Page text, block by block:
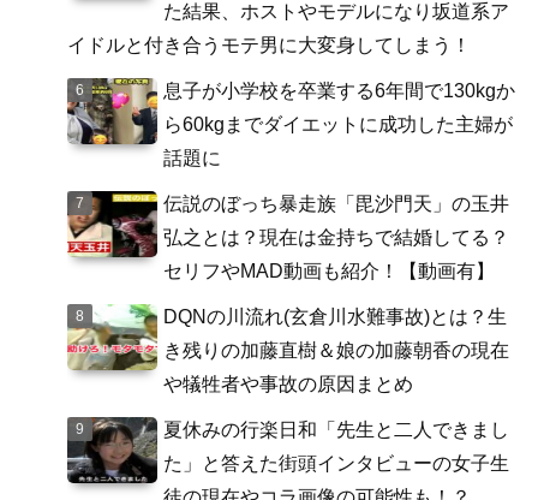
た結果、ホストやモデルになり坂道系ア
イドルと付き合うモテ男に大変身してしまう！
息子が小学校を卒業する6年間で130kgか
ら60kgまでダイエットに成功した主婦が
話題に
伝説のぼっち暴走族「毘沙門天」の玉井
弘之とは？現在は金持ちで結婚してる？
セリフやMAD動画も紹介！【動画有】
DQNの川流れ(玄倉川水難事故)とは？生
き残りの加藤直樹＆娘の加藤朝香の現在
や犠牲者や事故の原因まとめ
夏休みの行楽日和「先生と二人できまし
た」と答えた街頭インタビューの女子生